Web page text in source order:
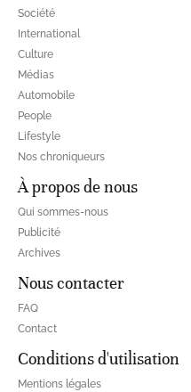
Société
International
Culture
Médias
Automobile
People
Lifestyle
Nos chroniqueurs
À propos de nous
Qui sommes-nous
Publicité
Archives
Nous contacter
FAQ
Contact
Conditions d'utilisation
Mentions légales